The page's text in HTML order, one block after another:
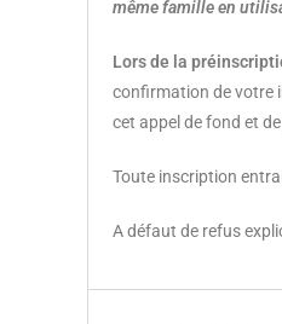
même famille en
Lors de la
confirmation de votre
cet appel de fond et
Toute inscription
A défaut de refus